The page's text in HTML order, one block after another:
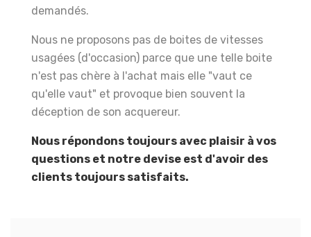
demandés.
Nous ne proposons pas de boites de vitesses
usagées (d'occasion) parce que une telle boite
n'est pas chère à l'achat mais elle "vaut ce
qu'elle vaut" et provoque bien souvent la
déception de son acquereur.
Nous répondons toujours avec plaisir à vos
questions et notre devise est d'avoir des
clients toujours satisfaits.